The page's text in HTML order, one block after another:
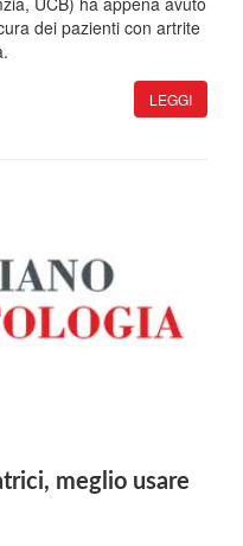
dei pazienti con artrite
LEGGI
meglio usare